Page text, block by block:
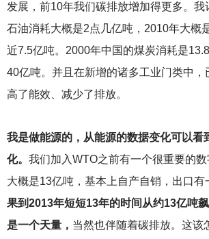
发展，前10年我们碳排放增加得更多。我
石油消耗大概是2点几亿吨，2010年大概
近7.5亿吨。2000年中国的煤炭消耗是
40亿吨。并且在新增的诸多工业门类中，
高了能效、减少了排放。
我是做能源的，从能源的数据变化可以看
化。 我们加入WTO之前有一个很重要的
大概是13亿吨，基本上自产自销，出口有
果到2013年短短13年的时间从约13亿吨
是一个天量， 当然也伴随着碳排放。这该